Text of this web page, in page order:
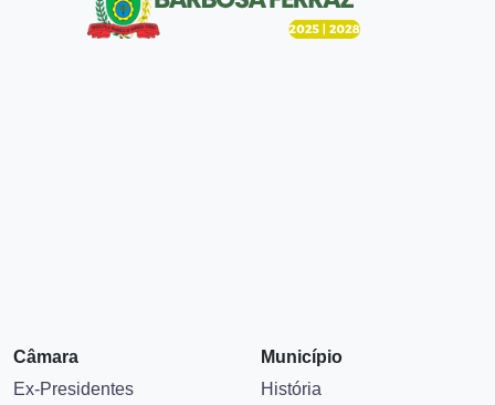
Câmara
Ex-Presidentes
Município
História